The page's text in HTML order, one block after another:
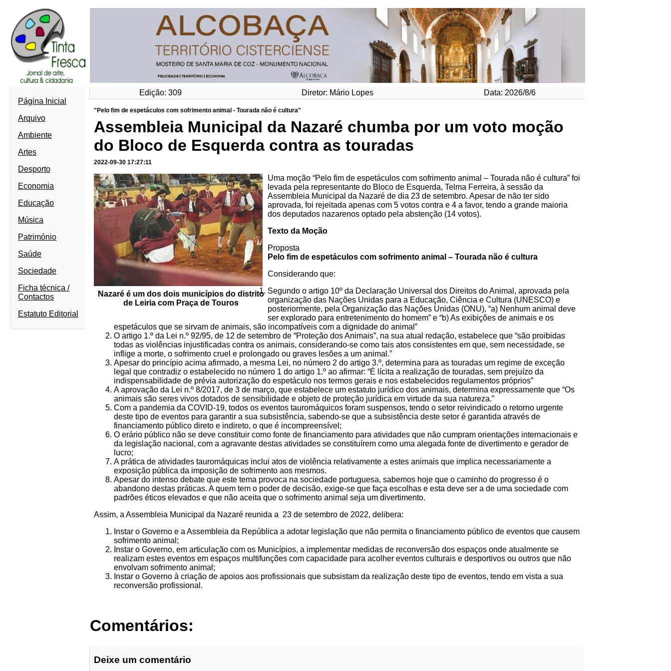
Edição: 309 Diretor: Mário Lopes
Data: 2026/8/6
Página Inicial
Arquivo
Ambiente
Artes
Desporto
Economia
Educação
Música
Património
Saúde
Sociedade
Ficha técnica /
Contactos
Estatuto Editorial
"Pelo fim de espetáculos com sofrimento animal - Tourada não é cultura"
Assembleia Municipal da Nazaré chumba por um voto moção
do Bloco de Esquerda contra as touradas
2022-09-30 17:27:11
Nazaré é um dos dois municípios do distrito
de Leiria com Praça de Touros
Uma moção “Pelo fim de espetáculos com sofrimento animal – Tourada não é cultura” foi
levada pela representante do Bloco de Esquerda, Telma Ferreira, à sessão da
Assembleia Municipal da Nazaré de dia 23 de setembro. Apesar de não ter sido
aprovada, foi rejeitada apenas com 5 votos contra e 4 a favor, tendo a grande maioria
dos deputados nazarenos optado pela abstenção (14 votos).
Texto da Moção
Proposta
Pelo fim de espetáculos com sofrimento animal – Tourada não é cultura
Considerando que:
Segundo o artigo 10º da Declaração Universal dos Direitos do Animal, aprovada pela
organização das Nações Unidas para a Educação, Ciência e Cultura (UNESCO) e
posteriormente, pela Organização das Nações Unidas (ONU), “a) Nenhum animal deve
ser explorado para entretenimento do homem” e “b) As exibições de animais e os
espetáculos que se sirvam de animais, são incompatíveis com a dignidade do animal”
O artigo 1.º da Lei n.º 92/95, de 12 de setembro de “Proteção dos Animais”, na sua atual redação, estabelece que “são proibidas
todas as violências injustificadas contra os animais, considerando-se como tais atos consistentes em que, sem necessidade, se
inflige a morte, o sofrimento cruel e prolongado ou graves lesões a um animal.”
Apesar do princípio acima afirmado, a mesma Lei, no número 2 do artigo 3.º, determina para as touradas um regime de exceção
legal que contradiz o estabelecido no número 1 do artigo 1.º ao afirmar: “É lícita a realização de touradas, sem prejuízo da
indispensabilidade de prévia autorização do espetáculo nos termos gerais e nos estabelecidos regulamentos próprios”
A aprovação da Lei n.º 8/2017, de 3 de março, que estabelece um estatuto jurídico dos animais, determina expressamente que “Os
animais são seres vivos dotados de sensibilidade e objeto de proteção jurídica em virtude da sua natureza.”
Com a pandemia da COVID-19, todos os eventos tauromáquicos foram suspensos, tendo o setor reivindicado o retorno urgente
deste tipo de eventos para garantir a sua subsistência, sabendo-se que a subsistência deste setor é garantida através de
financiamento público direto e indireto, o que é incompreensível;
O erário público não se deve constituir como fonte de financiamento para atividades que não cumpram orientações internacionais e
da legislação nacional, com a agravante destas atividades se constituírem como uma alegada fonte de divertimento e gerador de
lucro;
A prática de atividades tauromáquicas inclui atos de violência relativamente a estes animais que implica necessariamente a
exposição pública da imposição de sofrimento aos mesmos.
Apesar do intenso debate que este tema provoca na sociedade portuguesa, sabemos hoje que o caminho do progresso é o
abandono destas práticas. A quem tem o poder de decisão, exige-se que faça escolhas e esta deve ser a de uma sociedade com
padrões éticos elevados e que não aceita que o sofrimento animal seja um divertimento.
Assim, a Assembleia Municipal da Nazaré reunida a 23 de setembro de 2022, delibera:
Instar o Governo e a Assembleia da República a adotar legislação que não permita o financiamento público de eventos que causem
sofrimento animal;
Instar o Governo, em articulação com os Municípios, a implementar medidas de reconversão dos espaços onde atualmente se
realizam estes eventos em espaços multifunções com capacidade para acolher eventos culturais e desportivos ou outros que não
envolvam sofrimento animal;
Instar o Governo à criação de apoios aos profissionais que subsistam da realização deste tipo de eventos, tendo em vista a sua
reconversão profissional.
Comentários:
Deixe um comentário